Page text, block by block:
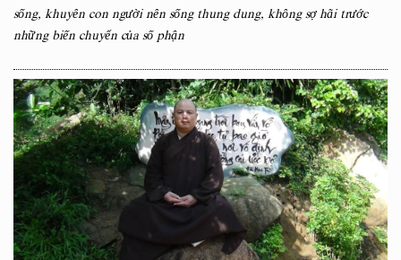
sống, khuyên con người nên sống thung dung, không sợ hãi trước
những biến chuyển của số phận